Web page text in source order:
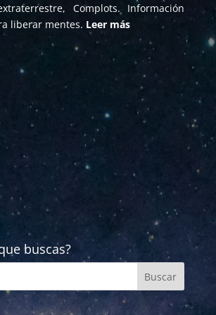
Complots. Información
liberar mentes. Leer más
buscas?